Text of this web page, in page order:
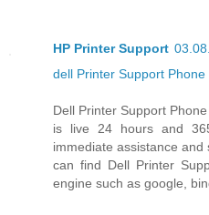
HP Printer Support
dell Printer Support Phone
Dell Printer Support
is live 24 hours and
immediate assistance and
can find Dell Printer
engine such as google,